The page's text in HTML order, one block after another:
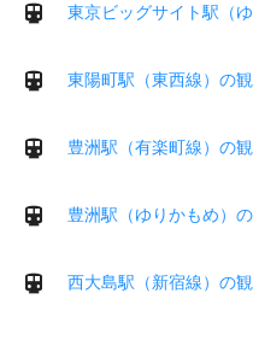
東京ビッグサイト駅（
東陽町駅（東西線）の
豊洲駅（有楽町線）の
豊洲駅（ゆりかもめ）
西大島駅（新宿線）の